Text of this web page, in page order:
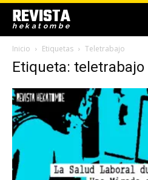
REVISTA
hekatombe
Inicio Etiquetas Teletrabajo
Etiqueta: teletrabajo